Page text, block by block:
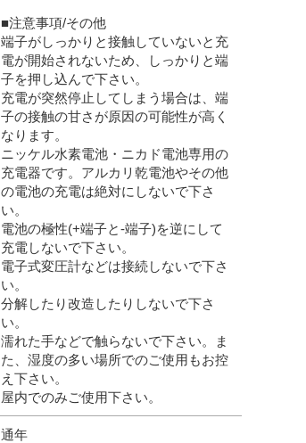
■注意事項/その他
端子がしっかりと接触していないと充
電が開始されないため、しっかりと端
子を押し込んで下さい。
充電が突然停止してしまう場合は、端
子の接触の甘さが原因の可能性が高く
なります。
ニッケル水素電池・ニカド電池専用の
充電器です。アルカリ乾電池やその他
の電池の充電は絶対にしないで下さ
い。
電池の極性(+端子と-端子)を逆にして
充電しないで下さい。
電子式変圧計などは接続しないで下さ
い。
分解したり改造したりしないで下さ
い。
濡れた手などで触らないで下さい。ま
た、湿度の多い場所でのご使用もお控
え下さい。
屋内でのみご使用下さい。
通年